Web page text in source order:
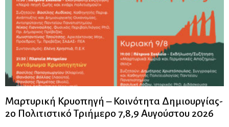
Μαρτυρική Κρυοπηγή – Κοινότητα Δημιουργίας-
2ο Πολιτιστικό Τριήμερο 7,8,9 Αυγούστου 2026